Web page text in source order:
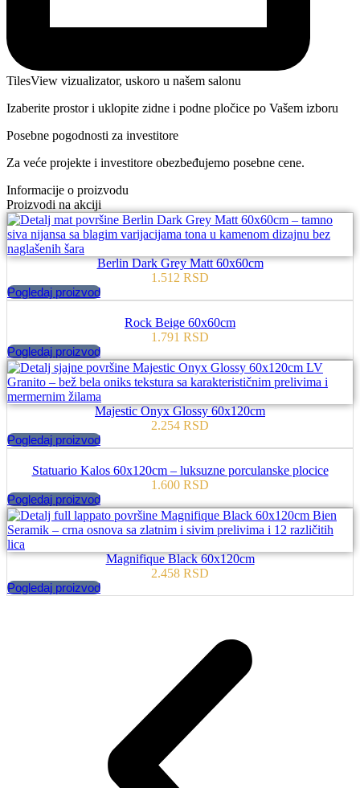
TilesView vizualizator, uskoro u našem salonu
Izaberite prostor i uklopite zidne i podne pločice po Vašem izboru
Posebne pogodnosti za investitore
Za veće projekte i investitore obezbeđujemo posebne cene.
Informacije o proizvodu
Proizvodi na akciji
Berlin Dark Grey Matt 60x60cm
1.512 RSD
Pogledaj proizvod
Rock Beige 60x60cm
1.791 RSD
Pogledaj proizvod
Majestic Onyx Glossy 60x120cm
2.254 RSD
Pogledaj proizvod
Statuario Kalos 60x120cm – luksuzne porculanske plocice
1.600 RSD
Pogledaj proizvod
Magnifique Black 60x120cm
2.458 RSD
Pogledaj proizvod